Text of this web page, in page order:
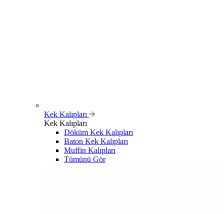
Kek Kalıpları
Kek Kalıpları
Döküm Kek Kalıpları
Baton Kek Kalıpları
Muffin Kalıpları
Tümünü Gör